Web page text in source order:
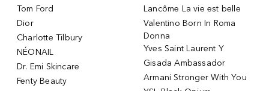
Tom Ford
Dior
Charlotte Tilbury
NÉONAIL
Dr. Emi Skincare
Fenty Beauty
Lancôme La vie est belle
Valentino Born In Roma
Donna
Yves Saint Laurent Y
Gisada Ambassador
Armani Stronger With You